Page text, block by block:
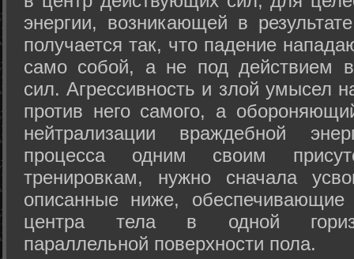
энергии, возникающей в
получается так, что падение
само собой, а не под действием
сил. Агрессивность и злой умысел
против него самого, а
нейтрализации враждебной
процесса одним своим
тренировкам, нужно сначала
описанные ниже, обеспечивающие
центра тела в одной
параллельной поверхности пола.